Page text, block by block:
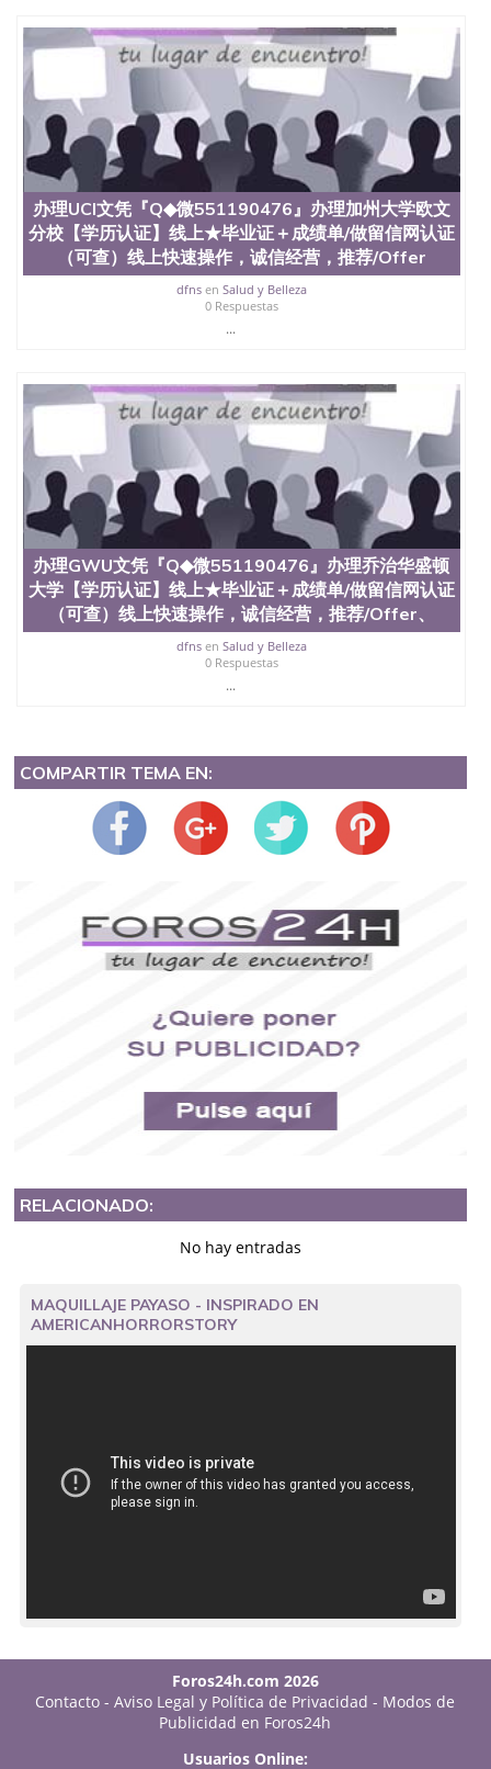
办理UCI文凭『Q◆微551190476』办理加州大学欧文
分校【学历认证】线上★毕业证＋成绩单/做留信网认证
（可查）线上快速操作，诚信经营，推荐/Offer
dfnsen Salud y Belleza
0 Respuestas
...
办理GWU文凭『Q◆微551190476』办理乔治华盛顿
大学【学历认证】线上★毕业证＋成绩单/做留信网认证
（可查）线上快速操作，诚信经营，推荐/Offer、
dfnsen Salud y Belleza
0 Respuestas
...
COMPARTIR TEMA EN:
RELACIONADO:
No hay entradas
MAQUILLAJE PAYASO - INSPIRADO EN
AMERICANHORRORSTORY
Foros24h.com 2026
Contacto -Aviso Legal y Política de Privacidad - Modos de
Publicidad en Foros24h
Usuarios Online: